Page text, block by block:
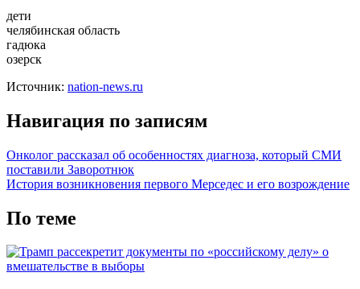
дети
челябинская область
гадюка
озерск
Источник: nation-news.ru
Навигация по записям
Онколог рассказал об особенностях диагноза, который СМИ
поставили Заворотнюк
История возникновения первого Мерседес и его возрождение
По теме